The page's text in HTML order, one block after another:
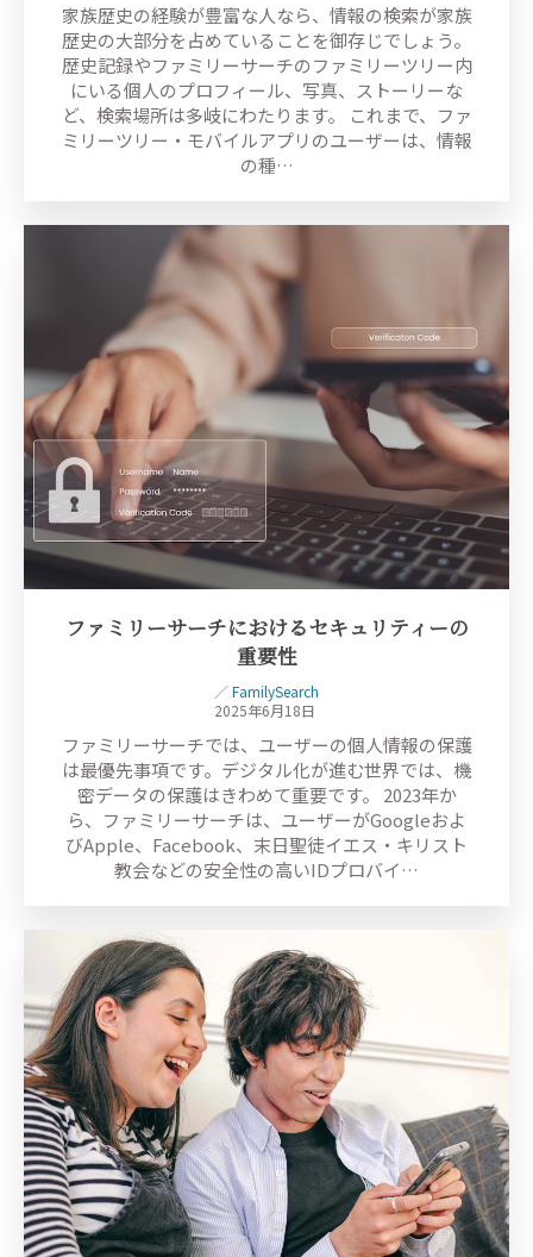
家族歴史の経験が豊富な人なら、情報の検索が家族
歴史の大部分を占めていることを御存じでしょう。
歴史記録やファミリーサーチのファミリーツリー内
にいる個人のプロフィール、写真、ストーリーな
ど、検索場所は多岐にわたります。 これまで、ファ
ミリーツリー・モバイルアプリのユーザーは、情報
の種…
ファミリーサーチにおけるセキュリティーの
重要性
／FamilySearch
2025年6月18日
ファミリーサーチでは、ユーザーの個人情報の保護
は最優先事項です。デジタル化が進む世界では、機
密データの保護はきわめて重要です。 2023年か
ら、ファミリーサーチは、ユーザーがGoogleおよ
びApple、Facebook、末日聖徒イエス・キリスト
教会などの安全性の高いIDプロバイ…